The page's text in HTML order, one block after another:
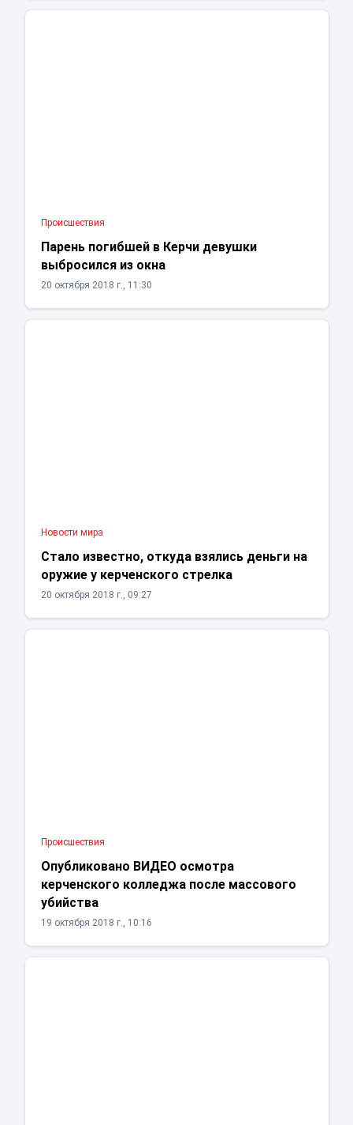
Проиcшествия
Парень погибшей в Керчи девушки
выбросился из окна
20 октября 2018 г., 11:30
Новости мира
Стало известно, откуда взялись деньги на
оружие у керченского стрелка
20 октября 2018 г., 09:27
Проиcшествия
Опубликовано ВИДЕО осмотра
керченского колледжа после массового
убийства
19 октября 2018 г., 10:16